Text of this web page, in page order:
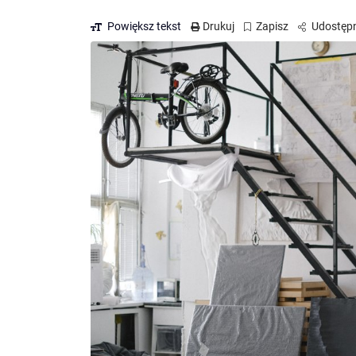
Powiększ tekst Drukuj Zapisz